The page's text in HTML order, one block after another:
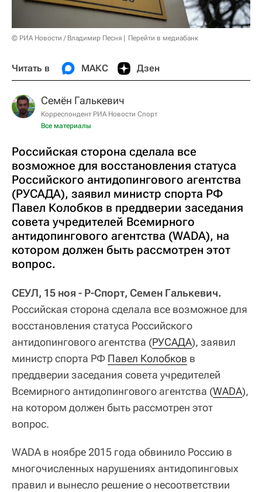
© РИА Новости / Владимир Песня Перейти в медиабанк
Читать в МАКС Дзен
Семён Галькевич
Корреспондент РИА Новости Спорт
Все материалы
Российская сторона сделала все
возможное для восстановления статуса
Российского антидопингового агентства
(РУСАДА), заявил министр спорта РФ
Павел Колобков в преддверии заседания
совета учредителей Всемирного
антидопингового агентства (WADA), на
котором должен быть рассмотрен этот
вопрос.
СЕУЛ, 15 ноя - Р-Спорт, Семен Галькевич.
Российская сторона сделала все возможное для
восстановления статуса Российского
антидопингового агентства (РУСАДА), заявил
министр спорта РФ Павел Колобков в
преддверии заседания совета учредителей
Всемирного антидопингового агентства (WADA),
на котором должен быть рассмотрен этот
вопрос.
WADA в ноябре 2015 года обвинило Россию в
многочисленных нарушениях антидопинговых
правил и вынесло решение о несоответствии